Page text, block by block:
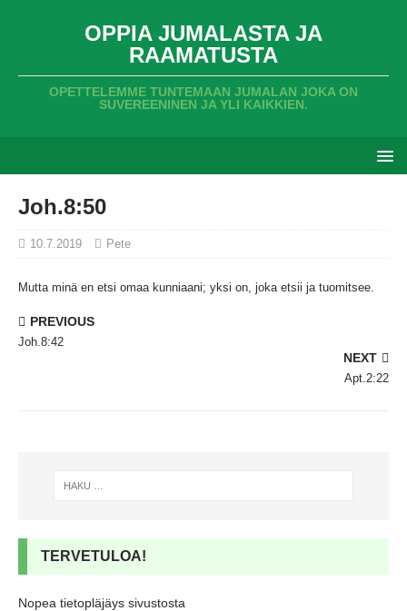
OPPIA JUMALASTA JA
RAAMATUSTA
OPETTELEMME TUNTEMAAN JUMALAN JOKA ON
SUVEREENINEN JA YLI KAIKKIEN.
Joh.8:50
10.7.2019 Pete
Mutta minä en etsi omaa kunniaani; yksi on, joka etsii ja tuomitsee.
PREVIOUS
Joh.8:42
NEXT
Apt.2:22
TERVETULOA!
Nopea tietopläjäys sivustosta